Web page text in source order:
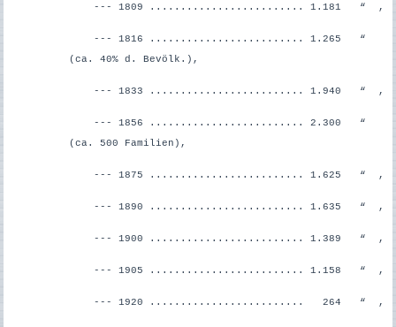
--- 1809 ......................... 1.181 “ ,
--- 1816 ......................... 1.265 “
(ca. 40% d. Bevölk.),
--- 1833 ......................... 1.940 “ ,
--- 1856 ......................... 2.300 “
(ca. 500 Familien),
--- 1875 ......................... 1.625 “ ,
--- 1890 ......................... 1.635 “ ,
--- 1900 ......................... 1.389 “ ,
--- 1905 ......................... 1.158 “ ,
--- 1920 ......................... 264 “ ,